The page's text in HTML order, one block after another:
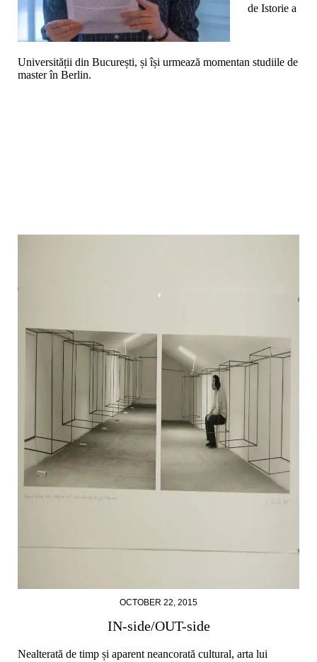
de Istorie a
Universității din București, și își urmează momentan studiile de
master în Berlin.
OCTOBER 22, 2015
IN-side/OUT-side
Nealterată de timp și aparent neancorată cultural, arta lui